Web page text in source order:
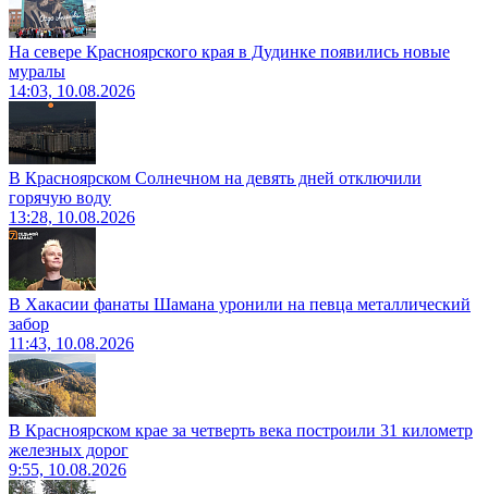
На севере Красноярского края в Дудинке появились новые
муралы
14:03, 10.08.2026
В Красноярском Солнечном на девять дней отключили
горячую воду
13:28, 10.08.2026
В Хакасии фанаты Шамана уронили на певца металлический
забор
11:43, 10.08.2026
В Красноярском крае за четверть века построили 31 километр
железных дорог
9:55, 10.08.2026